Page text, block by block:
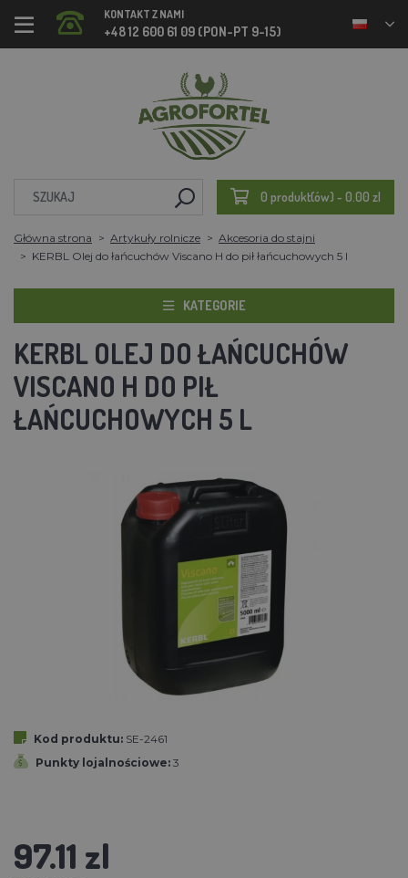
KONTAKT Z NAMI
+48 12 600 61 09 (PON-PT 9-15)
0 produkt(ów) - 0.00 zl
Główna strona Artykuły rolnicze
Akcesoria do stajni
KERBL Olej do łańcuchów Viscano H do pił łańcuchowych 5 l
KATEGORIE
KERBL OLEJ DO ŁAŃCUCHÓW
VISCANO H DO PIŁ
ŁAŃCUCHOWYCH 5 L
Kod produktu: SE-2461
Punkty lojalnościowe: 3
97.11 zl